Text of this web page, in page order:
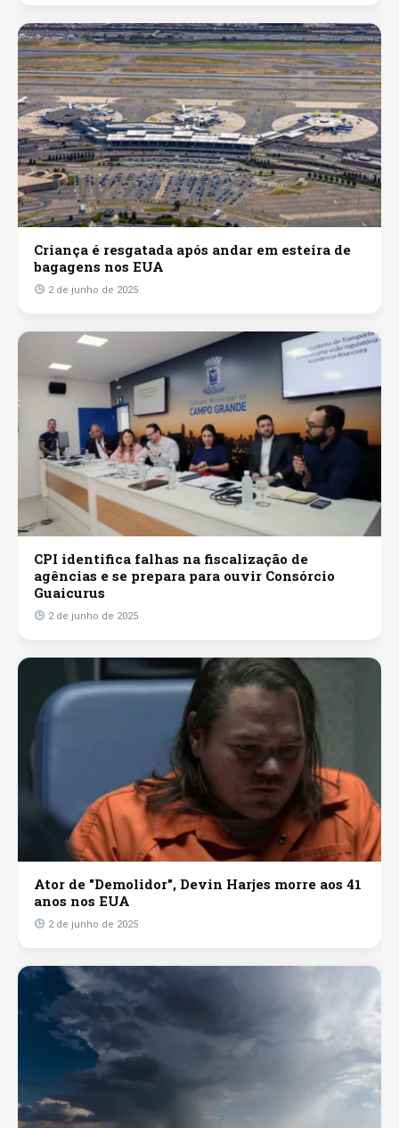
Criança é resgatada após andar em esteira de
bagagens nos EUA
2 de junho de 2025
CPI identifica falhas na fiscalização de
agências e se prepara para ouvir Consórcio
Guaicurus
2 de junho de 2025
Ator de "Demolidor", Devin Harjes morre aos 41
anos nos EUA
2 de junho de 2025